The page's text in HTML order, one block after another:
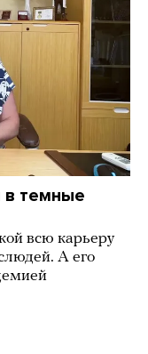
в темные
всю карьеру
А его